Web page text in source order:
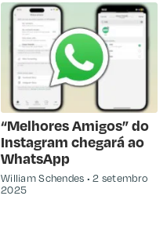
“Melhores Amigos” do
Instagram chegará ao
WhatsApp
William Schendes
2 setembro
2025